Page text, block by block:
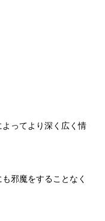
ってより深く広く情
邪魔をすることなく